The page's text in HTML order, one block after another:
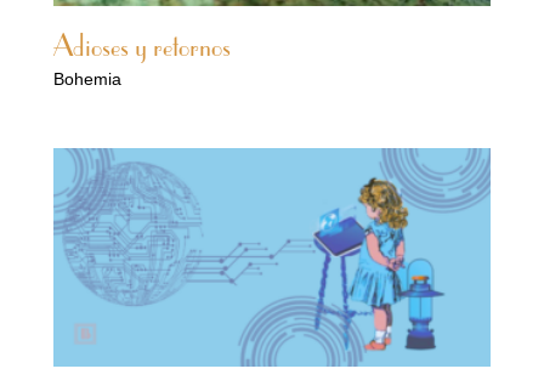
Adioses y retornos
Bohemia